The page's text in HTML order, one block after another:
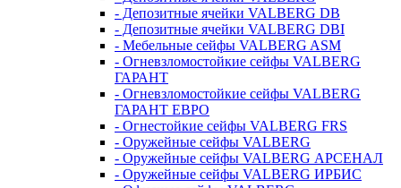
- Депозитные ячейки VALBERG DB
- Депозитные ячейки VALBERG DBI
- Мебельные сейфы VALBERG ASM
- Огневзломостойкие сейфы VALBERG
ГАРАНТ
- Огневзломостойкие сейфы VALBERG
ГАРАНТ ЕВРО
- Огнестойкие сейфы VALBERG FRS
- Оружейные сейфы VALBERG
- Оружейные сейфы VALBERG АРСЕНАЛ
- Оружейные сейфы VALBERG ИРБИС